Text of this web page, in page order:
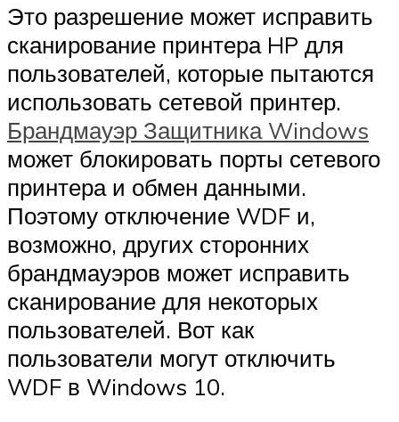
Это разрешение может исправить
сканирование принтера HP для
пользователей, которые пытаются
использовать сетевой принтер.
Брандмауэр Защитника Windows
может блокировать порты сетевого
принтера и обмен данными.
Поэтому отключение WDF и,
возможно, других сторонних
брандмауэров может исправить
сканирование для некоторых
пользователей. Вот как
пользователи могут отключить
WDF в Windows 10.